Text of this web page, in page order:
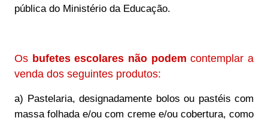
pública do Ministério da Educação.
Os bufetes escolares não podem contemplar a
venda dos seguintes produtos:
a) Pastelaria, designadamente bolos ou pastéis com
massa folhada e/ou com creme e/ou cobertura, como